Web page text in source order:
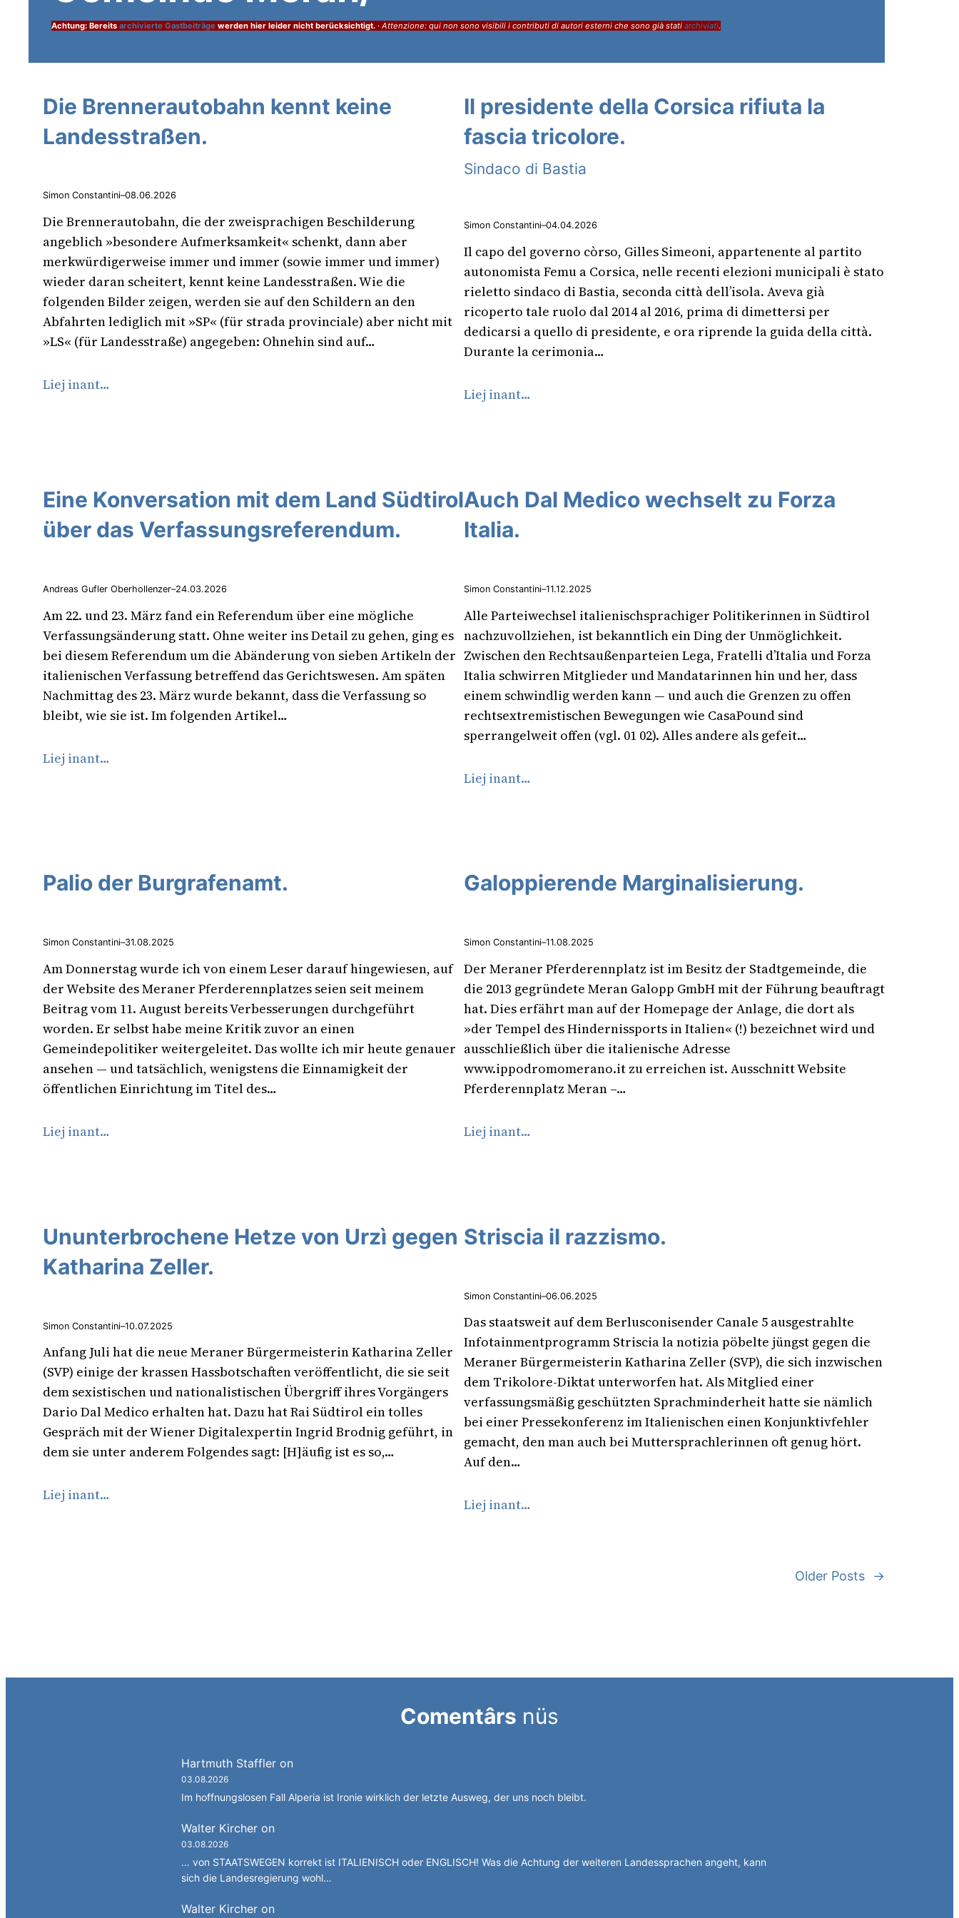
Achtung: Bereits archivierte Gastbeiträge werden hier leider nicht berücksichtigt. · Attenzione: qui non sono visibili i contributi di autori esterni che sono già stati archiviati.
Die Brennerautobahn kennt keine
Landesstraßen.
Simon Constantini–08.06.2026
Die Brennerautobahn, die der zweisprachigen Beschilderung
angeblich »besondere Aufmerksamkeit« schenkt, dann aber
merkwürdigerweise immer und immer (sowie immer und immer)
wieder daran scheitert, kennt keine Landesstraßen. Wie die
folgenden Bilder zeigen, werden sie auf den Schildern an den
Abfahrten lediglich mit »SP« (für strada provinciale) aber nicht mit
»LS« (für Landesstraße) angegeben: Ohnehin sind auf…
Liej inant…
Il presidente della Corsica rifiuta la
fascia tricolore.
Sindaco di Bastia
Simon Constantini–04.04.2026
Il capo del governo còrso, Gilles Simeoni, appartenente al partito
autonomista Femu a Corsica, nelle recenti elezioni municipali è stato
rieletto sindaco di Bastia, seconda città dell’isola. Aveva già
ricoperto tale ruolo dal 2014 al 2016, prima di dimettersi per
dedicarsi a quello di presidente, e ora riprende la guida della città.
Durante la cerimonia…
Liej inant…
Eine Konversation mit dem Land Südtirol
über das Verfassungsreferendum.
Andreas Gufler Oberhollenzer–24.03.2026
Am 22. und 23. März fand ein Referendum über eine mögliche
Verfassungsänderung statt. Ohne weiter ins Detail zu gehen, ging es
bei diesem Referendum um die Abänderung von sieben Artikeln der
italienischen Verfassung betreffend das Gerichtswesen. Am späten
Nachmittag des 23. März wurde bekannt, dass die Verfassung so
bleibt, wie sie ist. Im folgenden Artikel…
Liej inant…
Auch Dal Medico wechselt zu Forza
Italia.
Simon Constantini–11.12.2025
Alle Parteiwechsel italienischsprachiger Politikerinnen in Südtirol
nachzuvollziehen, ist bekanntlich ein Ding der Unmöglichkeit.
Zwischen den Rechtsaußenparteien Lega, Fratelli d’Italia und Forza
Italia schwirren Mitglieder und Mandatarinnen hin und her, dass
einem schwindlig werden kann — und auch die Grenzen zu offen
rechtsextremistischen Bewegungen wie CasaPound sind
sperrangelweit offen (vgl. 01 02). Alles andere als gefeit…
Liej inant…
Palio der Burgrafenamt.
Simon Constantini–31.08.2025
Am Donnerstag wurde ich von einem Leser darauf hingewiesen, auf
der Website des Meraner Pferderennplatzes seien seit meinem
Beitrag vom 11. August bereits Verbesserungen durchgeführt
worden. Er selbst habe meine Kritik zuvor an einen
Gemeindepolitiker weitergeleitet. Das wollte ich mir heute genauer
ansehen — und tatsächlich, wenigstens die Einnamigkeit der
öffentlichen Einrichtung im Titel des…
Liej inant…
Galoppierende Marginalisierung.
Simon Constantini–11.08.2025
Der Meraner Pferderennplatz ist im Besitz der Stadtgemeinde, die
die 2013 gegründete Meran Galopp GmbH mit der Führung beauftragt
hat. Dies erfährt man auf der Homepage der Anlage, die dort als
»der Tempel des Hindernissports in Italien« (!) bezeichnet wird und
ausschließlich über die italienische Adresse
www.ippodromomerano.it zu erreichen ist. Ausschnitt Website
Pferderennplatz Meran –…
Liej inant…
Ununterbrochene Hetze von Urzì gegen
Katharina Zeller.
Simon Constantini–10.07.2025
Anfang Juli hat die neue Meraner Bürgermeisterin Katharina Zeller
(SVP) einige der krassen Hassbotschaften veröffentlicht, die sie seit
dem sexistischen und nationalistischen Übergriff ihres Vorgängers
Dario Dal Medico erhalten hat. Dazu hat Rai Südtirol ein tolles
Gespräch mit der Wiener Digitalexpertin Ingrid Brodnig geführt, in
dem sie unter anderem Folgendes sagt: [H]äufig ist es so,…
Liej inant…
Striscia il razzismo.
Simon Constantini–06.06.2025
Das staatsweit auf dem Berlusconisender Canale 5 ausgestrahlte
Infotainmentprogramm Striscia la notizia pöbelte jüngst gegen die
Meraner Bürgermeisterin Katharina Zeller (SVP), die sich inzwischen
dem Trikolore-Diktat unterworfen hat. Als Mitglied einer
verfassungsmäßig geschützten Sprachminderheit hatte sie nämlich
bei einer Pressekonferenz im Italienischen einen Konjunktivfehler
gemacht, den man auch bei Muttersprachlerinnen oft genug hört.
Auf den…
Liej inant…
Older Posts →
Comentârs nüs
Hartmuth Staffler on
03.08.2026
Im hoffnungslosen Fall Alperia ist Ironie wirklich der letzte Ausweg, der uns noch bleibt.
Walter Kircher on
03.08.2026
… von STAATSWEGEN korrekt ist ITALIENISCH oder ENGLISCH! Was die Achtung der weiteren Landessprachen angeht, kann
sich die Landesregierung wohl…
Walter Kircher on